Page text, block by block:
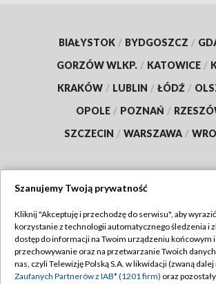
BIAŁYSTOK / BYDGOSZCZ /
GORZÓW WLKP. / KATOWICE /
KRAKÓW / LUBLIN / ŁÓDŹ /
OPOLE / POZNAŃ /
SZCZECIN / WARSZAWA /
TVP
Abonament TVP
Emisja w TVP
Regulamin TVP
Polityka prywatności
Szanujemy Twoją prywatność
Kliknij "Akceptuję i przechodzę do serwisu", aby
korzystanie z technologii automatycznego śledzenia i
dostęp do informacji na Twoim urządzeniu końcowym i
przechowywanie oraz na przetwarzanie Twoich
nas, czyli Telewizję Polską S.A. w likwidacji (zwaną dalej
Zaufanych Partnerów z IAB* (1201 firm) oraz